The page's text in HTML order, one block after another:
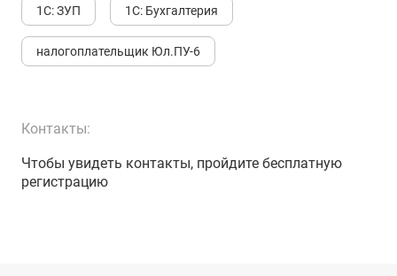
1С: ЗУП 1С: Бухгалтерия
налогоплательщик Юл.ПУ-6
Контакты:
Чтобы увидеть контакты, пройдите бесплатную
регистрацию